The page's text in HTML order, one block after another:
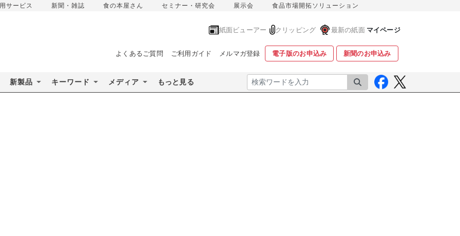
サービス 新聞・雑誌 食の本屋さん セミナー・研究会 展示会 食品市場開拓ソリューション
紙面ビューアー クリッピング 最新の紙面 マイページ
よくあるご質問 ご利用ガイド メルマガ登録 電子版のお申込み 新聞のお申込み
新製品 キーワード メディア もっと見る 検索